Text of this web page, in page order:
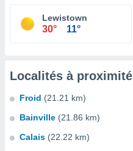
Lewistown
30° 11°
Localités à proximité
Froid (21.21 km)
Bainville (21.86 km)
Calais (22.22 km)